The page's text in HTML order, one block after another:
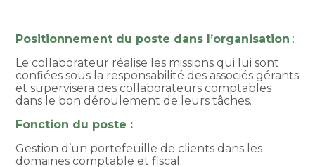
Positionnement du poste dans l’organisation :
Le collaborateur réalise les missions qui lui sont
confiées sous la responsabilité des associés gérants
et supervisera des collaborateurs comptables
dans le bon déroulement de leurs tâches.
Fonction du poste :
Gestion d’un portefeuille de clients dans les
domaines comptable et fiscal.